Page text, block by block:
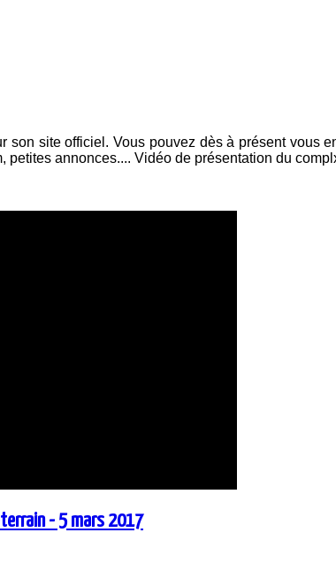
son site officiel. Vous pouvez dès à présent vous
petites annonces.... Vidéo de présentation du
- 5 mars 2017